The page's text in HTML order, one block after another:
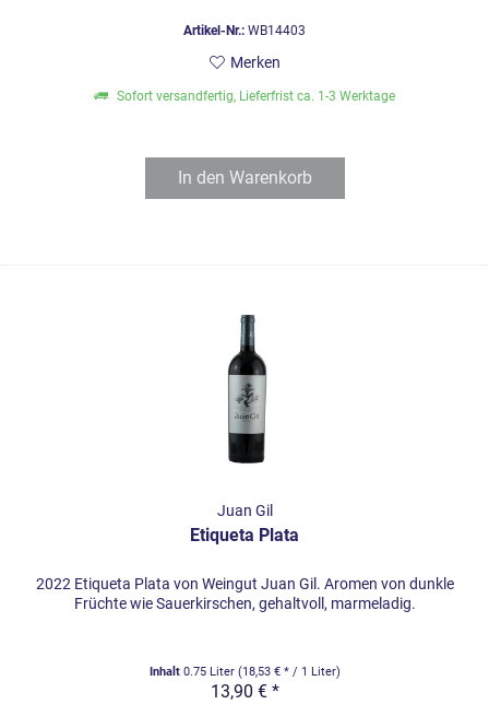
Artikel-Nr.: WB14403
Merken
Sofort versandfertig, Lieferfrist ca. 1-3 Werktage
In den Warenkorb
Juan Gil
Etiqueta Plata
2022 Etiqueta Plata von Weingut Juan Gil. Aromen von dunkle
Früchte wie Sauerkirschen, gehaltvoll, marmeladig.
Inhalt 0.75 Liter (18,53 € * / 1 Liter)
13,90 € *